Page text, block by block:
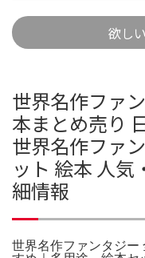
欲し
世界名作ファ
本まとめ売り
世界名作ファ
ット 絵本 人
細情報
世界名作ファンタジー